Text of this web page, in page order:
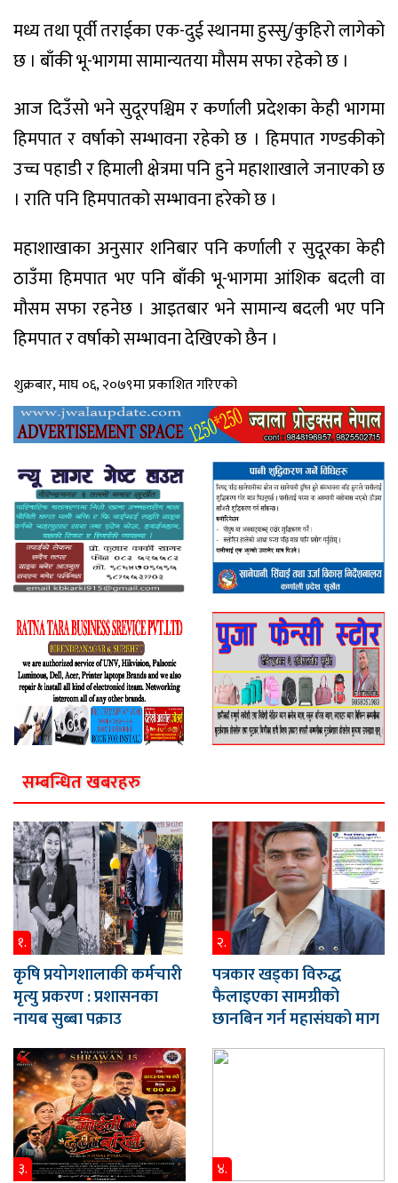
मध्य तथा पूर्वी तराईका एक-दुई स्थानमा हुस्सु/कुहिरो लागेको
छ । बाँकी भू-भागमा सामान्यतया मौसम सफा रहेको छ ।
आज दिउँसो भने सुदूरपश्चिम र कर्णाली प्रदेशका केही भागमा
हिमपात र वर्षाको सम्भावना रहेको छ । हिमपात गण्डकीको
उच्च पहाडी र हिमाली क्षेत्रमा पनि हुने महाशाखाले जनाएको छ
। राति पनि हिमपातको सम्भावना हरेको छ ।
महाशाखाका अनुसार शनिबार पनि कर्णाली र सुदूरका केही
ठाउँमा हिमपात भए पनि बाँकी भू-भागमा आंशिक बदली वा
मौसम सफा रहनेछ । आइतबार भने सामान्य बदली भए पनि
हिमपात र वर्षाको सम्भावना देखिएको छैन ।
शुक्रबार, माघ ०६, २०७९मा प्रकाशित गरिएको
सम्बन्धित खबरहरु
१.
कृषि प्रयोगशालाकी कर्मचारी
मृत्यु प्रकरण : प्रशासनका
नायब सुब्बा पक्राउ
२.
पत्रकार खड्का विरुद्ध
फैलाइएका सामग्रीको
छानबिन गर्न महासंघको माग
३. ४.